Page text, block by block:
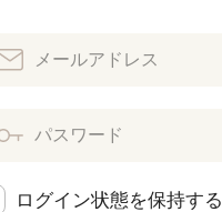
ログイン状態を保持する